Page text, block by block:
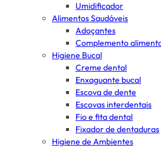
Umidificador
Alimentos Saudáveis
Adoçantes
Complemento
Higiene Bucal
Creme dental
Enxaguante bucal
Escova de dente
Escovas interdentais
Fio e fita dental
Fixador de dentaduras
Higiene de Ambientes